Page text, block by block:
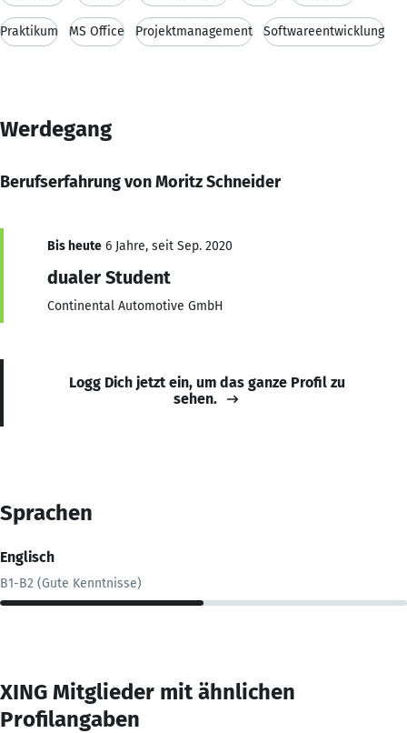
Praktikum MS Office Projektmanagement Softwareentwicklung
Werdegang
Berufserfahrung von Moritz Schneider
Bis heute 6 Jahre, seit Sep. 2020
dualer Student
Continental Automotive GmbH
Logg Dich jetzt ein, um das ganze Profil zu
sehen.
Sprachen
Englisch
B1-B2 (Gute Kenntnisse)
XING Mitglieder mit ähnlichen
Profilangaben